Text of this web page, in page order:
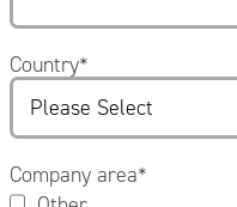
Country*
Company area*